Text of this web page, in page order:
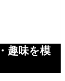
趣味を模